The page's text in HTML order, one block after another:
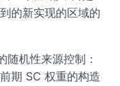
的新实现的区域的
随机性来源控制：
期 SC 权重的构造